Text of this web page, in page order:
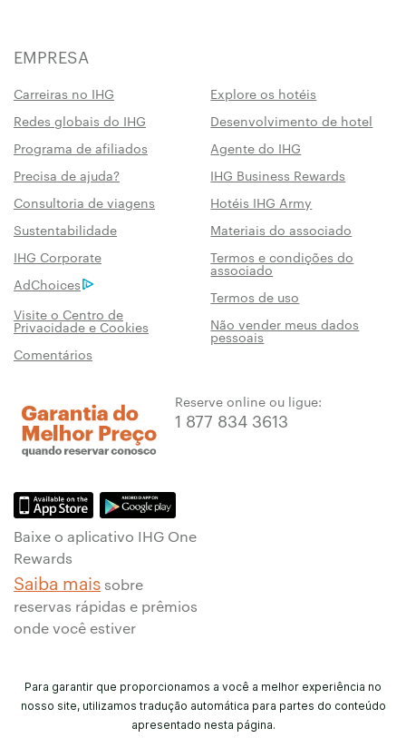
EMPRESA
Carreiras no IHG
Explore os hotéis
Redes globais do IHG
Desenvolvimento de hotel
Programa de afiliados
Agente do IHG
Precisa de ajuda?
IHG Business Rewards
Consultoria de viagens
Hotéis IHG Army
Sustentabilidade
Materiais do associado
IHG Corporate
Termos e condições do
associado
AdChoices
Termos de uso
Visite o Centro de
Privacidade e Cookies Não vender meus dados
pessoais
Comentários
Reserve online ou ligue:
1 877 834 3613
Baixe o aplicativo IHG One
Rewards
Saiba mais sobre
reservas rápidas e prêmios
onde você estiver
Para garantir que proporcionamos a você a melhor experiência no
nosso site, utilizamos tradução automática para partes do conteúdo
apresentado nesta página.